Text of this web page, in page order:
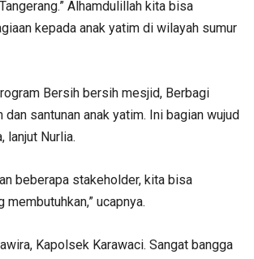
Alhamdulillah kita bisa
kepada anak yatim di wilayah sumur
Bersih bersih mesjid, Berbagi
dan santunan anak yatim. Ini bagian wujud
lanjut Nurlia.
beberapa stakeholder, kita bisa
ucapnya.
Kapolsek Karawaci. Sangat bangga